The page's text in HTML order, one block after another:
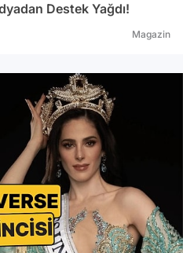
Destek Yağdı!
Magazin